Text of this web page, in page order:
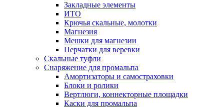
Закладные элементы
ИТО
Крючья скальные, молотки
Магнезия
Мешки для магнезии
Перчатки для веревки
Скальные туфли
Снаряжение для промальпа
Амортизаторы и самостраховки
Блоки и ролики
Вертлюги, коннекторные площадки
Каски для промальпа